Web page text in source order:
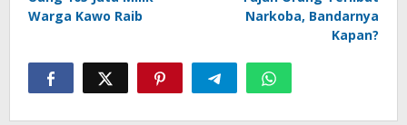
Warga Kawo Raib
Narkoba, Bandarnya
Kapan?